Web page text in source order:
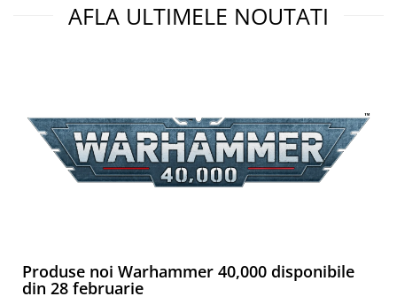
AFLA ULTIMELE NOUTATI
Produse noi Warhammer 40,000 disponibile
din 28 februarie